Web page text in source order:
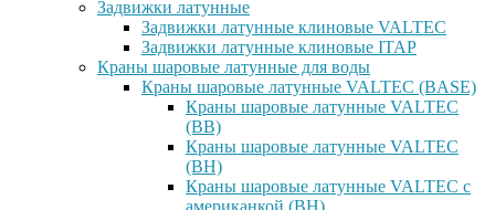
Задвижки латунные
Задвижки латунные клиновые VALTEC
Задвижки латунные клиновые ITAP
Краны шаровые латунные для воды
Краны шаровые латунные VALTEC (BASE)
Краны шаровые латунные VALTEC
(ВВ)
Краны шаровые латунные VALTEC
(ВН)
Краны шаровые латунные VALTEC с
американкой (ВН)